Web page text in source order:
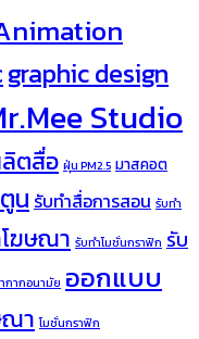
graphic design
Studio
ตสื่อ ฝุ่น PM2.5 มาสคอต
น รับทำสื่อการสอน รับทำ
ฆษณา รับทำโมชั่นกราฟิก รับ
กากอนามัย ออกแบบ
ณา โมชั่นกราฟิก